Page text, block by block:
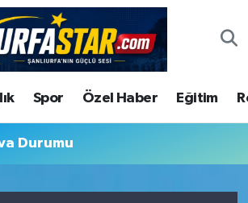
Spor Özel Haber Eğitim
Durumu
Eczaneler
Durumu
Vakitleri